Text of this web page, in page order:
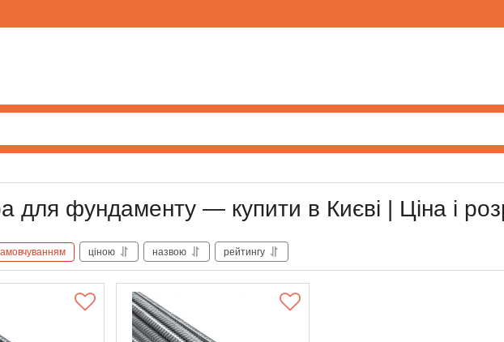
для фундаменту — купити в Києві | Ціна і
ціною назвою рейтингу